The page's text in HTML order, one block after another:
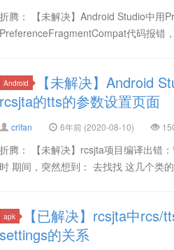
折腾： 【未解决】Android Studio中用
PreferenceFragmentCompat代码报错
Android
【未解决】Android
rcsjta的tts的参数设置页面
crifan 6年前 (2020-08-10)
折腾： 【未解决】rcsjta项目编译出错
时 期间，突然想到： 去找找 这几个类
apk
【已解决】rcsjta中
settings的关系